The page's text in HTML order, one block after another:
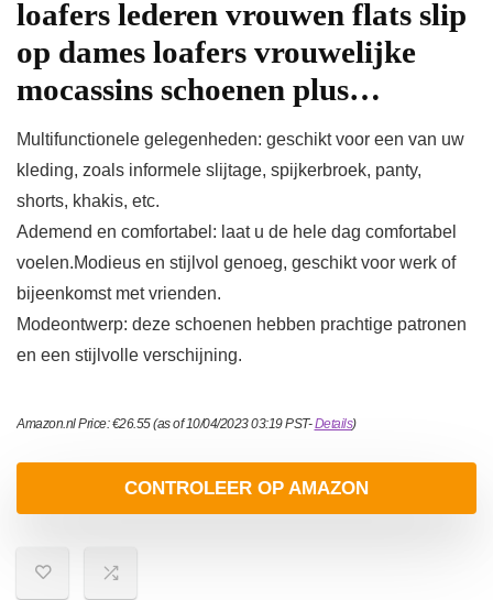
loafers lederen vrouwen flats slip
op dames loafers vrouwelijke
mocassins schoenen plus…
Multifunctionele gelegenheden: geschikt voor een van uw
kleding, zoals informele slijtage, spijkerbroek, panty,
shorts, khakis, etc.
Ademend en comfortabel: laat u de hele dag comfortabel
voelen.Modieus en stijlvol genoeg, geschikt voor werk of
bijeenkomst met vrienden.
Modeontwerp: deze schoenen hebben prachtige patronen
en een stijlvolle verschijning.
Amazon.nl Price:€26.55(as of 10/04/2023 03:19 PST-Details)
CONTROLEER OP AMAZON